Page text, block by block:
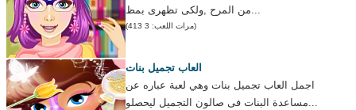
من المرح ,ولكى تظهرى بمظ...
(مرات اللعب: 3 413)
العاب تجميل بنات
اجمل العاب تجميل بنات وهي لعبة عباره عن
مساعدة البنات فى صالون التجميل ليحصلو...